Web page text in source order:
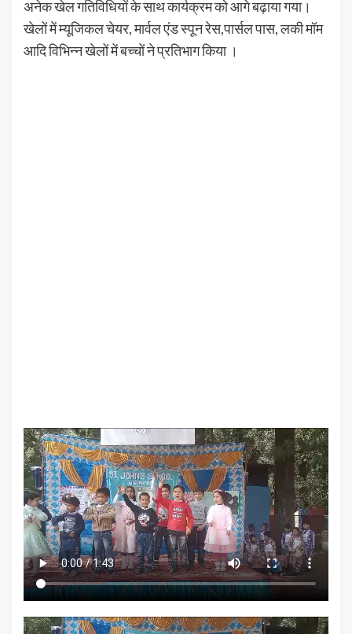
अनेक खेल गतिविधियों के साथ कार्यक्रम को आगे बढ़ाया गया।
खेलों में म्यूजिकल चेयर, मार्वल एंड स्पून रेस,पार्सल पास, लकी मॉम
आदि विभिन्न खेलों में बच्चों ने प्रतिभाग किया ।